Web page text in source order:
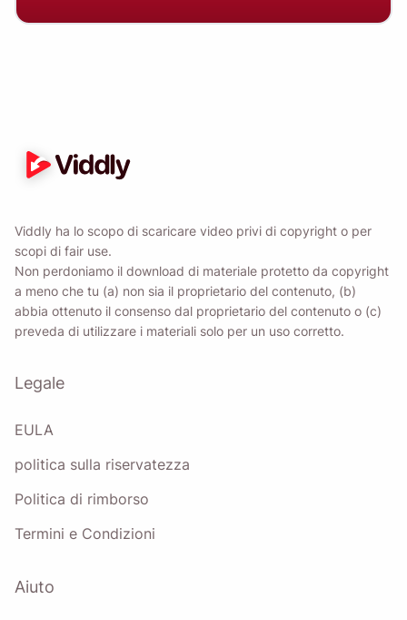
Viddly ha lo scopo di scaricare video privi di copyright o per
scopi di fair use.
Non perdoniamo il download di materiale protetto da copyright
a meno che tu (a) non sia il proprietario del contenuto, (b)
abbia ottenuto il consenso dal proprietario del contenuto o (c)
preveda di utilizzare i materiali solo per un uso corretto.
Legale
EULA
politica sulla riservatezza
Politica di rimborso
Termini e Condizioni
Aiuto